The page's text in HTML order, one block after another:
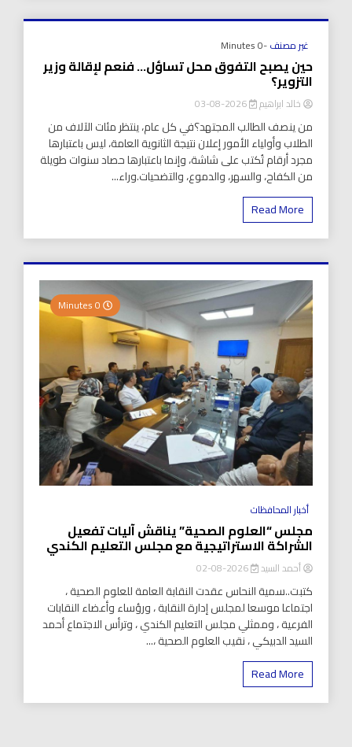
غير مصنف-0 Minutes
حين يصبح التفوق محل تساؤل… فنعم لإقالة وزير
التزوير؟
خالد ابراهيم 2026-08-03
من ينصف الطالب المجتهد؟في كل عام، ينتظر مئات الآلاف من
الطلاب وأولياء الأمور إعلان نتيجة الثانوية العامة، ليس باعتبارها
مجرد أرقام تُكتب على شاشة، وإنما باعتبارها حصاد سنوات طويلة
من الكفاح، والسهر، والدموع، والتضحيات.وراء...
Read More
أخبار المحافظات
مجلس “العلوم الصحية” يناقش آليات تفعيل
الشراكة الاستراتيجية مع مجلس التعليم الكندي
أحمد السيد 2026-08-02
كتبت..سمية النحاس عقدت النقابة العامة للعلوم الصحية ،
اجتماعا موسعا لمجلس إدارة النقابة ، ورؤساء وأعضاء النقابات
الفرعية ، وممثلي مجلس التعليم الكندي ، وترأس الاجتماع أحمد
السيد الدبيكي ، نقيب العلوم الصحية ،...
Read More